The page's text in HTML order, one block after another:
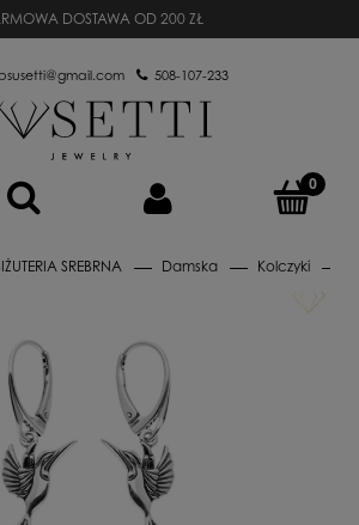
DOSTAWA OD 200 ZŁ
508-107-233
SREBRNA Damska Kolczyki